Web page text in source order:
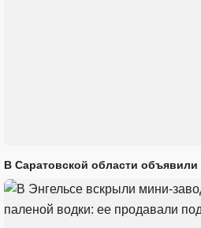
В Саратовской области объявили